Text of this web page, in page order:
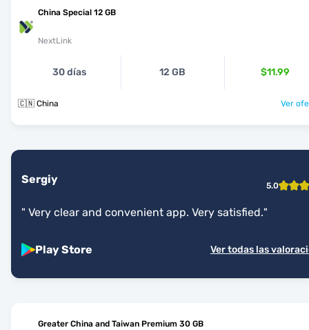
China Special 12 GB
NextLink
30 días 12 GB $11.99
🇨🇳 China Ver
Sergiy 5.0
" Very clear and convenient app. Very satisfied."
Play Store Ver todas las
Greater China and Taiwan Premium 30 GB